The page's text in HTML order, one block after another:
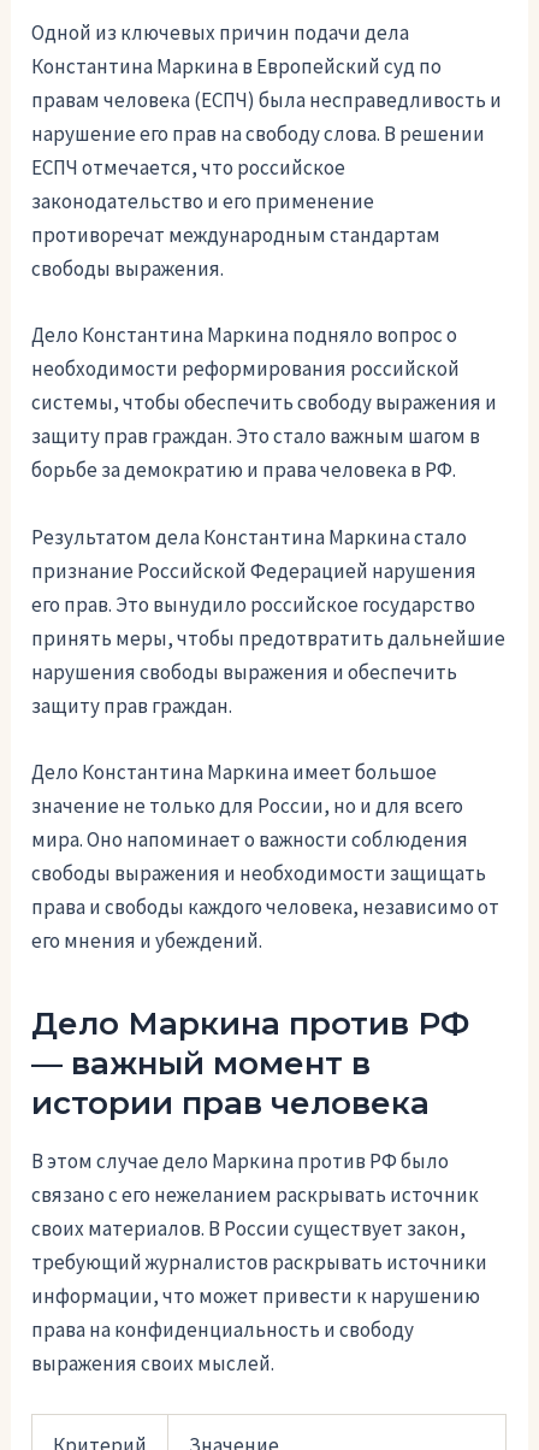
Одной из ключевых причин подачи дела
Константина Маркина в Европейский суд по
правам человека (ЕСПЧ) была несправедливость и
нарушение его прав на свободу слова. В решении
ЕСПЧ отмечается, что российское
законодательство и его применение
противоречат международным стандартам
свободы выражения.
Дело Константина Маркина подняло вопрос о
необходимости реформирования российской
системы, чтобы обеспечить свободу выражения и
защиту прав граждан. Это стало важным шагом в
борьбе за демократию и права человека в РФ.
Результатом дела Константина Маркина стало
признание Российской Федерацией нарушения
его прав. Это вынудило российское государство
принять меры, чтобы предотвратить дальнейшие
нарушения свободы выражения и обеспечить
защиту прав граждан.
Дело Константина Маркина имеет большое
значение не только для России, но и для всего
мира. Оно напоминает о важности соблюдения
свободы выражения и необходимости защищать
права и свободы каждого человека, независимо от
его мнения и убеждений.
Дело Маркина против РФ
— важный момент в
истории прав человека
В этом случае дело Маркина против РФ было
связано с его нежеланием раскрывать источник
своих материалов. В России существует закон,
требующий журналистов раскрывать источники
информации, что может привести к нарушению
права на конфиденциальность и свободу
выражения своих мыслей.